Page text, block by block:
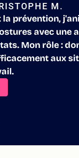
M.
prévention,
avec une
Mon rôle :
aux